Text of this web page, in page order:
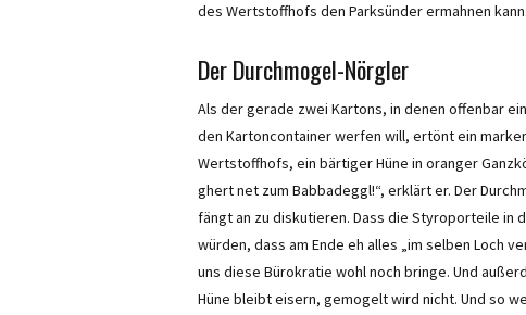
des Wertstoffhofs den Parksünder ermahnen
Der Durchmogel-Nörgler
Als der gerade zwei Kartons, in denen offenbar
den Kartoncontainer werfen will, ertönt ein
Wertstoffhofs, ein bärtiger Hüne in oranger
ghert net zum Babbadeggl!“, erklärt er. Der
fängt an zu diskutieren. Dass die Styroporteile
würden, dass am Ende eh alles „im selben Loch
uns diese Bürokratie wohl noch bringe. Und
Hüne bleibt eisern, gemogelt wird nicht. Und so